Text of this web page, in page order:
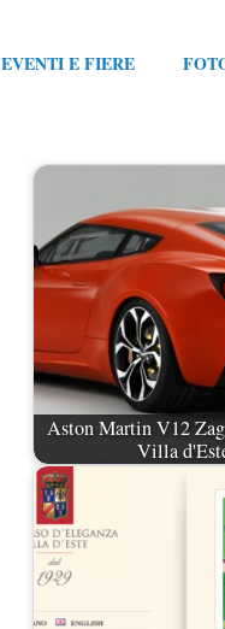
EVENTI E FIERE
Aston Martin V12
Villa